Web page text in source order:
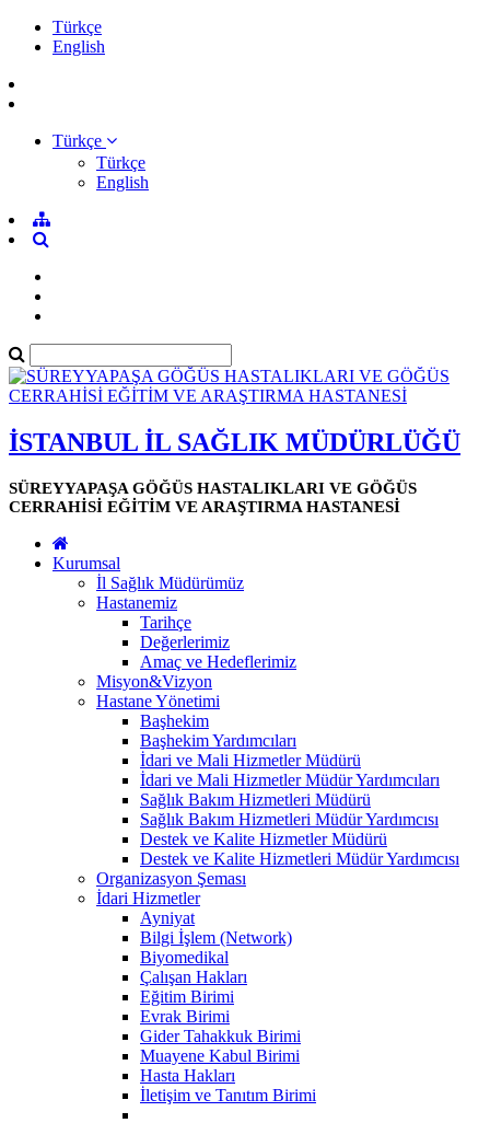
Türkçe
English
Türkçe
Türkçe
English
İSTANBUL İL SAĞLIK MÜDÜRLÜĞÜ
SÜREYYAPAŞA GÖĞÜS HASTALIKLARI VE GÖĞÜS
CERRAHİSİ EĞİTİM VE ARAŞTIRMA HASTANESİ
Kurumsal
İl Sağlık Müdürümüz
Hastanemiz
Tarihçe
Değerlerimiz
Amaç ve Hedeflerimiz
Misyon&Vizyon
Hastane Yönetimi
Başhekim
Başhekim Yardımcıları
İdari ve Mali Hizmetler Müdürü
İdari ve Mali Hizmetler Müdür Yardımcıları
Sağlık Bakım Hizmetleri Müdürü
Sağlık Bakım Hizmetleri Müdür Yardımcısı
Destek ve Kalite Hizmetler Müdürü
Destek ve Kalite Hizmetleri Müdür Yardımcısı
Organizasyon Şeması
İdari Hizmetler
Ayniyat
Bilgi İşlem (Network)
Biyomedikal
Çalışan Hakları
Eğitim Birimi
Evrak Birimi
Gider Tahakkuk Birimi
Muayene Kabul Birimi
Hasta Hakları
İletişim ve Tanıtım Birimi